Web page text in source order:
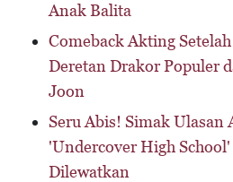
Anak Balita
Comeback Akting
Deretan Drakor Populer
Joon
Seru Abis! Simak Ulasan
'Undercover High School'
Dilewatkan